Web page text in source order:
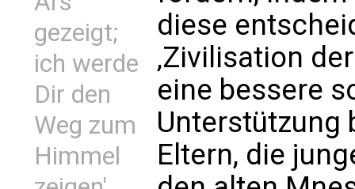
gezeigt;
ich werde
Dir den
Weg zum
Himmel
diese
‚Zivilisation
eine bessere
Unterstützung
Eltern, die